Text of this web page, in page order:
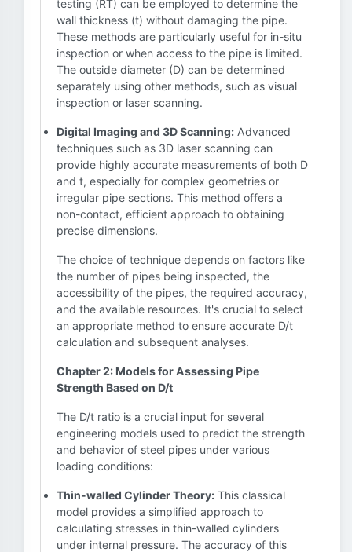
testing (RT) can be employed to determine the
wall thickness (t) without damaging the pipe.
These methods are particularly useful for in-situ
inspection or when access to the pipe is limited.
The outside diameter (D) can be determined
separately using other methods, such as visual
inspection or laser scanning.
Digital Imaging and 3D Scanning: Advanced
techniques such as 3D laser scanning can
provide highly accurate measurements of both D
and t, especially for complex geometries or
irregular pipe sections. This method offers a
non-contact, efficient approach to obtaining
precise dimensions.
The choice of technique depends on factors like
the number of pipes being inspected, the
accessibility of the pipes, the required accuracy,
and the available resources. It's crucial to select
an appropriate method to ensure accurate D/t
calculation and subsequent analyses.
Chapter 2: Models for Assessing Pipe
Strength Based on D/t
The D/t ratio is a crucial input for several
engineering models used to predict the strength
and behavior of steel pipes under various
loading conditions:
Thin-walled Cylinder Theory: This classical
model provides a simplified approach to
calculating stresses in thin-walled cylinders
under internal pressure. The accuracy of this